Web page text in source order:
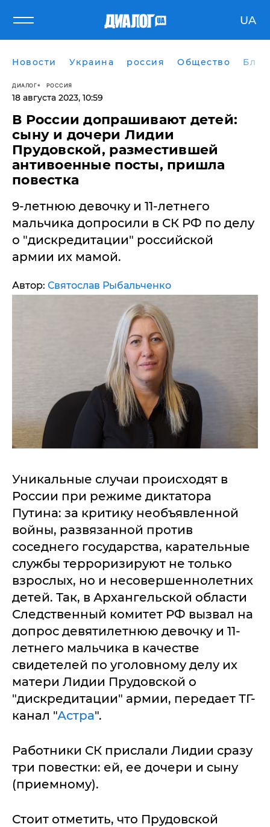
UA
Новости Украина россия Общество
ДИАЛОГ РОССИЯ
18 августа 2023, 10:59
В России допрашивают детей:
сыну и дочери Лидии
Прудовской, разместившей
антивоенные посты, пришла
повестка
9-летнюю девочку и 11-летнего
мальчика допросили в СК РФ по делу
о "дискредитации" российской
армии их мамой.
Автор: Святослав Рыбальченко
Уникальные случаи происходят в
России при режиме диктатора
Путина: за критику необъявленной
войны, развязанной против
соседнего государства, карательные
службы терроризируют не только
взрослых, но и несовершеннолетних
детей. Так, в Архангельской области
Следственный комитет РФ вызвал на
допрос девятилетнюю девочку и 11-
летнего мальчика в качестве
свидетелей по уголовному делу их
матери Лидии Прудовской о
"дискредитации" армии, передает ТГ-
канал "Астра".
Работники СК прислали Лидии сразу
три повестки: ей, ее дочери и сыну
(приемному).
Стоит отметить, что Прудовской